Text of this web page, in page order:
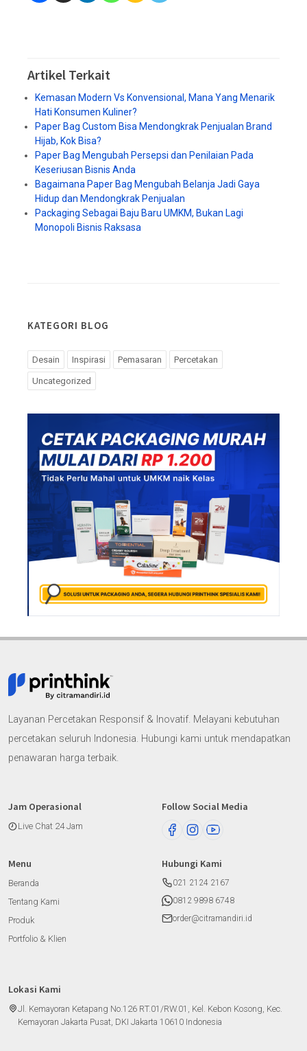
Artikel Terkait
Kemasan Modern Vs Konvensional, Mana Yang Menarik
Hati Konsumen Kuliner?
Paper Bag Custom Bisa Mendongkrak Penjualan Brand
Hijab, Kok Bisa?
Paper Bag Mengubah Persepsi dan Penilaian Pada
Keseriusan Bisnis Anda
Bagaimana Paper Bag Mengubah Belanja Jadi Gaya
Hidup dan Mendongkrak Penjualan
Packaging Sebagai Baju Baru UMKM, Bukan Lagi
Monopoli Bisnis Raksasa
KATEGORI BLOG
Desain Inspirasi Pemasaran Percetakan
Uncategorized
Layanan Percetakan Responsif & Inovatif. Melayani kebutuhan
percetakan seluruh Indonesia. Hubungi kami untuk mendapatkan
penawaran harga terbaik.
Jam Operasional
Live Chat 24 Jam
Follow Social Media
Menu
Beranda
Tentang Kami
Produk
Portfolio & Klien
Hubungi Kami
021 2124 2167
0812 9898 6748
order@citramandiri.id
Lokasi Kami
Jl. Kemayoran Ketapang No.126 RT.01/RW.01, Kel. Kebon Kosong, Kec.
Kemayoran Jakarta Pusat, DKI Jakarta 10610 Indonesia